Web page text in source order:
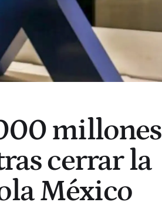
millones
cerrar la
México